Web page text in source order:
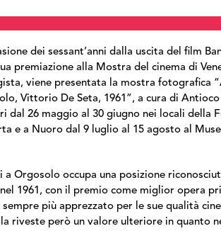
dei sessant’anni dalla uscita del film
premiazione alla Mostra del cinema di
viene presentata la mostra fotografica
, Vittorio De Seta, 1961”, a cura di
dal 26 maggio al 30 giugno nei locali della
e a Nuoro dal 9 luglio al 15 agosto al
a Orgosolooccupa una posizione
1961, con il premio come miglior opera
sempre più apprezzato per le sue qualità
riveste però un valore ulteriore in quanto